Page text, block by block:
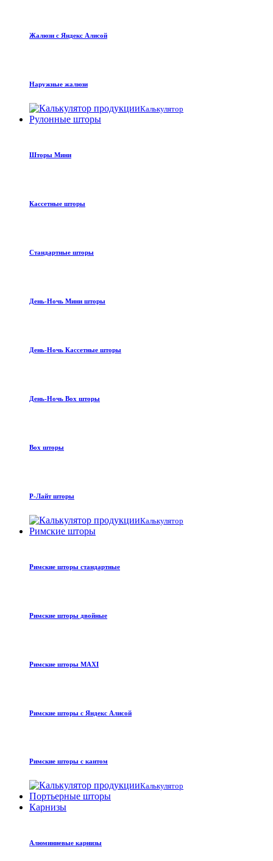
Жалюзи с Яндекс Алисой
Наружные жалюзи
Калькулятор
Рулонные шторы
Шторы Мини
Кассетные шторы
Стандартные шторы
День-Ночь Мини шторы
День-Ночь Кассетные шторы
День-Ночь Box шторы
Box шторы
Р-Лайт шторы
Калькулятор
Римские шторы
Римские шторы стандартные
Римские шторы двойные
Римские шторы MAXI
Римские шторы с Яндекс Алисой
Римские шторы с кантом
Калькулятор
Портьерные шторы
Карнизы
Алюминиевые карнизы